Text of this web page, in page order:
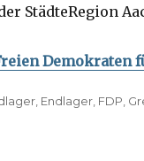
StädteRegion
Demokraten
Endlager FDP